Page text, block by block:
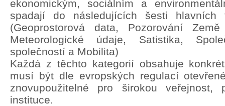
ekonomickým, sociálním a
spadají do následujících šesti hlavních
(Geoprostorová data, Pozorování
Meteorologické údaje, Satistika,
společností a Mobilita)
Každá z těchto kategorií obsahuje
musí být dle evropských regulací
znovupoužitelné pro širokou veřejnost,
instituce.